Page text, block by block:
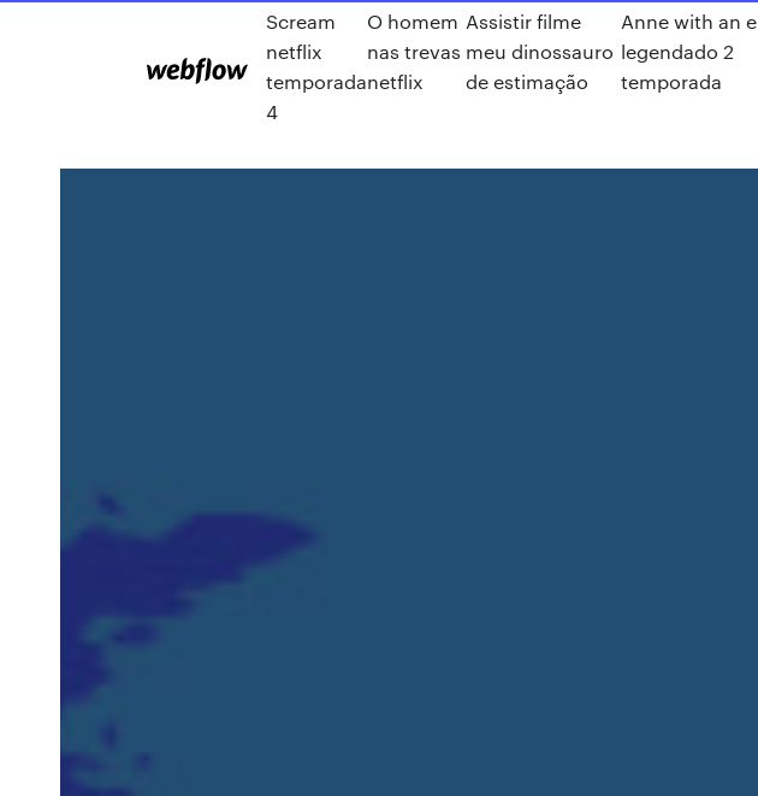
Scream
netflix
temporada
4
O homem
nas trevas
netflix
Assistir filme
meu dinossauro
de estimação
Anne with an e
legendado 2
temporada